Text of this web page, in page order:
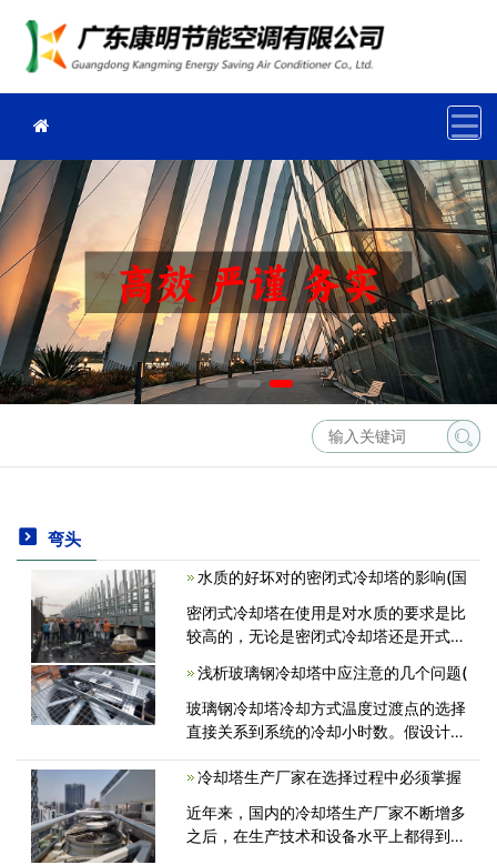
弯头
水质的好坏对的密闭式冷却塔的影响(国
密闭式冷却塔在使用是对水质的要求是比
较高的，无论是密闭式冷却塔还是开式冷
水质的好坏对密闭式冷却塔的影响有哪些
呢？下面就来为大家具体介绍一下。<
浅析玻璃钢冷却塔中应注意的几个问题(
玻璃钢冷却塔冷却方式温度过渡点的选择
直接关系到系统的冷却小时数。假设计算
12.7℃，冷却塔冷却幅度、管路及换热器
热损失水温为4.5℃，室外湿球温度<
冷却塔生产厂家在选择过程中必须掌握
近年来，国内的冷却塔生产厂家不断增多
之后，在生产技术和设备水平上都得到了